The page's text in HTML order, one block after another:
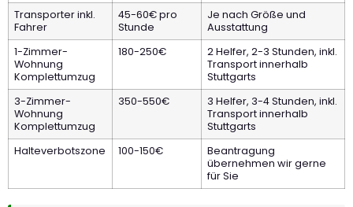
Transporter inkl.
Fahrer
45-60€ pro
Stunde
Je nach Größe und
Ausstattung
1-Zimmer-
Wohnung
Komplettumzug
180-250€
2 Helfer, 2-3 Stunden, inkl.
Transport innerhalb
Stuttgarts
3-Zimmer-
Wohnung
Komplettumzug
350-550€
3 Helfer, 3-4 Stunden, inkl.
Transport innerhalb
Stuttgarts
Halteverbotszone
100-150€
Beantragung
übernehmen wir gerne
für Sie